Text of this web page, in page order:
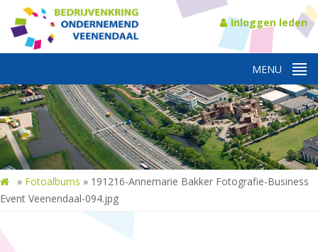
Inloggen leden
» Fotoalbums » 191216-Annemarie Bakker Fotografie-Business
Event Veenendaal-094.jpg